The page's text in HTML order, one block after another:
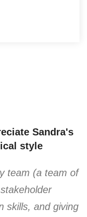
Sandra's
style
team (a team of
skills, and giving